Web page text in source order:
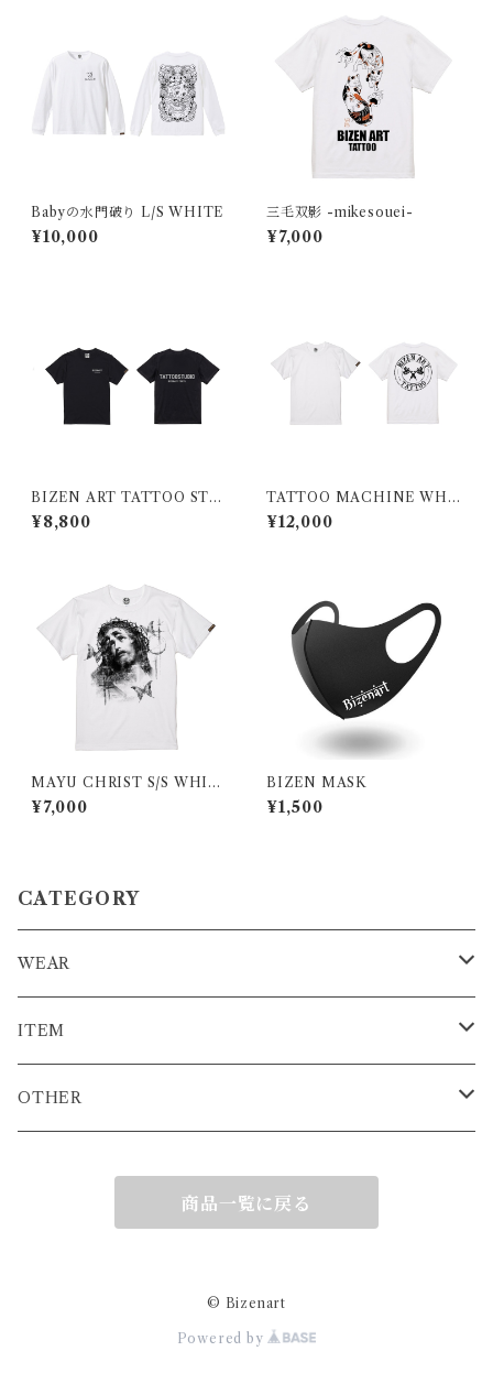
Babyの水門破り L/S WHITE
¥10,000
三毛双影 -mikesouei-
¥7,000
BIZEN ART TATTOO STU
DIO TSHIRT BLACK
¥8,800
TATTOO MACHINE WHI
TE
¥12,000
MAYU CHRIST S/S WHIT
E
¥7,000
BIZEN MASK
¥1,500
CATEGORY
WEAR
T-SHIRT
L/S T-SHIRT
ITEM
STICKER
OTHER
商品一覧に戻る
© Bizenart
Powered by